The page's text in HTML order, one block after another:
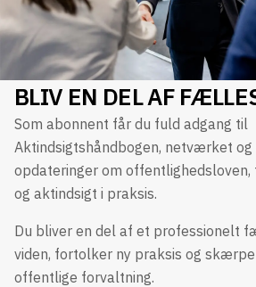
BLIV EN DEL AF
Som abonnent får du fuld adgang til
Aktindsigtshåndbogen, netværket og
opdateringer om
og aktindsigt i praksis.
Du bliver en del af et professionelt
viden, fortolker ny praksis og
offentlige forvaltning.